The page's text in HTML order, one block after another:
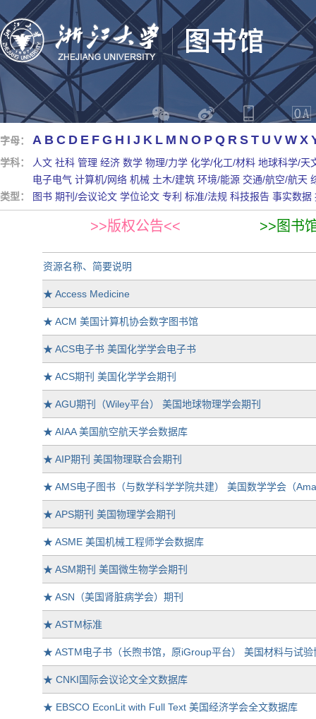
字母： A B C D E F G H I J K L M N O P Q R S T U V W X
学科： 人文 社科 管理 经济 数学 物理/力学 化学/化工/材料 地球科学/天
电子电气 计算机/网络 机械 土木/建筑 环境/能源 交通/航空/航天
类型：
图书 期刊/会议论文 学位论文 专利 标准/法规 科技报告 事实数据
>>版权公告<< >>图书
资源名称、简要说明
★ Access Medicine
★ ACM 美国计算机协会数字图书馆
★ ACS电子书 美国化学学会电子书
★ ACS期刊 美国化学学会期刊
★ AGU期刊（Wiley平台） 美国地球物理学会期刊
★ AIAA 美国航空航天学会数据库
★ AIP期刊 美国物理联合会期刊
★ AMS电子图书（与数学科学学院共建） 美国数学学会（
★ APS期刊 美国物理学会期刊
★ ASME 美国机械工程师学会数据库
★ ASM期刊 美国微生物学会期刊
★ ASN（美国肾脏病学会）期刊
★ ASTM标准
★ ASTM电子书（长煦书馆，原iGroup平台） 美国材料与试验
★ CNKI国际会议论文全文数据库
★ EBSCO EconLit with Full Text 美国经济学会全文数据库